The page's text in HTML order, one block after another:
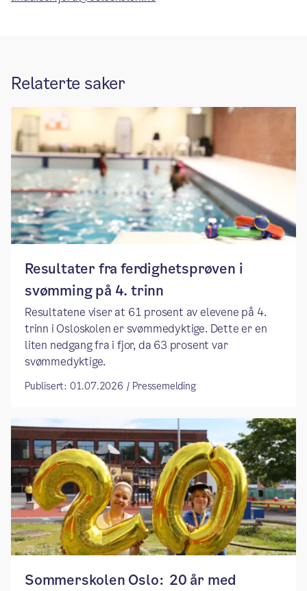
Relaterte saker
Resultater fra ferdighetsprøven i
svømming på 4. trinn
Resultatene viser at 61 prosent av elevene på 4.
trinn i Osloskolen er svømmedyktige. Dette er en
liten nedgang fra i fjor, da 63 prosent var
svømmedyktige.
Publisert: 01.07.2026 / Pressemelding
Sommerskolen Oslo: 20 år med